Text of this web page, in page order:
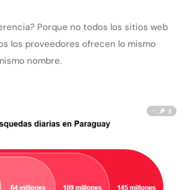
Porque no todos los sitios web
los proveedores ofrecen lo mismo
nombre.